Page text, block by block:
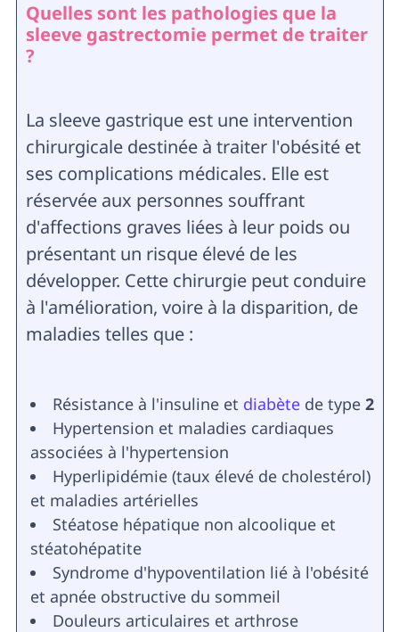
Quelles sont les pathologies que la
sleeve gastrectomie permet de traiter
?
La sleeve gastrique est une intervention
chirurgicale destinée à traiter l'obésité et
ses complications médicales. Elle est
réservée aux personnes souffrant
d'affections graves liées à leur poids ou
présentant un risque élevé de les
développer. Cette chirurgie peut conduire
à l'amélioration, voire à la disparition, de
maladies telles que :
Résistance à l'insuline et diabète de type 2
Hypertension et maladies cardiaques
associées à l'hypertension
Hyperlipidémie (taux élevé de cholestérol)
et maladies artérielles
Stéatose hépatique non alcoolique et
stéatohépatite
Syndrome d'hypoventilation lié à l'obésité
et apnée obstructive du sommeil
Douleurs articulaires et arthrose